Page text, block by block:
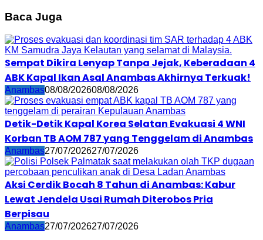
Baca Juga
Sempat Dikira Lenyap Tanpa Jejak, Keberadaan 4
ABK Kapal Ikan Asal Anambas Akhirnya Terkuak!
Anambas08/08/202608/08/2026
Detik-Detik Kapal Korea Selatan Evakuasi 4 WNI
Korban TB AOM 787 yang Tenggelam di Anambas
Anambas27/07/202627/07/2026
Aksi Cerdik Bocah 8 Tahun di Anambas: Kabur
Lewat Jendela Usai Rumah Diterobos Pria
Berpisau
Anambas27/07/202627/07/2026